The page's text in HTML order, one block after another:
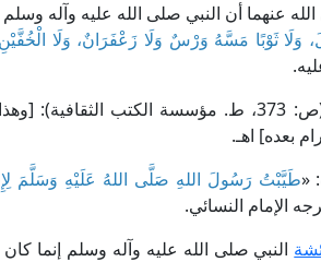
عنهما أن النبي صلى الله عليه وآله
وَلَا ثَوْبًا مَسَّهُ وَرْسٌ وَلَا زَعْفَرَانٌ، وَلَا
قال الإمام برهان الدين الجَعْبَرِي في "رسوخ الأحبار" (ص: 373، ط. مؤسسة
بعده] اهـ.
«طَيَّبْتُ رَسُولَ اللهِ صَلَّى اللهُ عَلَيْهِ وَسَلَّمَ
الإمام النسائي.
النبي صلى الله عليه وآله وسلم إنما كان